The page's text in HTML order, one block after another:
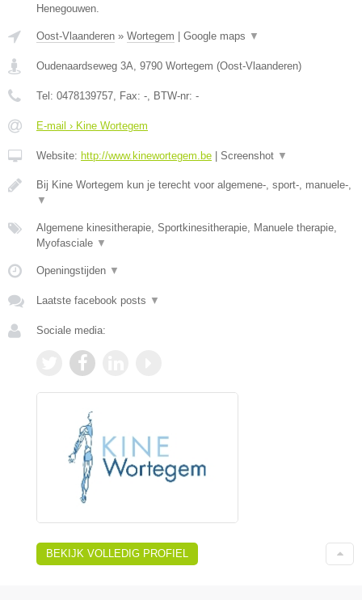
Henegouwen.
Oost-Vlaanderen » Wortegem Google maps ▼
Oudenaardseweg 3A 9790 Wortegem (Oost-Vlaanderen)
Tel: 0478139757 , Fax: - , BTW-nr: -
E-mail › Kine Wortegem
Website: http://www.kinewortegem.be Screenshot ▼
Bij Kine Wortegem kun je terecht voor algemene-, sport-, manuele-,
▼
Algemene kinesitherapie, Sportkinesitherapie, Manuele therapie,
Myofasciale ▼
Openingstijden ▼
Laatste facebook posts ▼
Sociale media:
BEKIJK VOLLEDIG PROFIEL